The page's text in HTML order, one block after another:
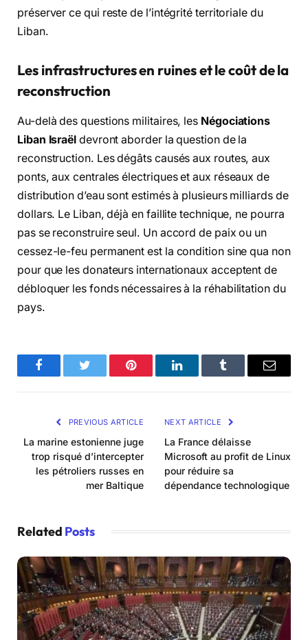
préserver ce qui reste de l’intégrité territoriale du
Liban.
Les infrastructures en ruines et le coût de la
reconstruction
Au-delà des questions militaires, les Négociations
Liban Israël devront aborder la question de la
reconstruction. Les dégâts causés aux routes, aux
ponts, aux centrales électriques et aux réseaux de
distribution d’eau sont estimés à plusieurs milliards de
dollars. Le Liban, déjà en faillite technique, ne pourra
pas se reconstruire seul. Un accord de paix ou un
cessez-le-feu permanent est la condition sine qua non
pour que les donateurs internationaux acceptent de
débloquer les fonds nécessaires à la réhabilitation du
pays.
FacebookTwitter Pinterest LinkedInTumblr Email
PREVIOUS ARTICLE
La marine estonienne juge
trop risqué d’intercepter
les pétroliers russes en
mer Baltique
NEXT ARTICLE
La France délaisse
Microsoft au profit de Linux
pour réduire sa
dépendance technologique
Related Posts